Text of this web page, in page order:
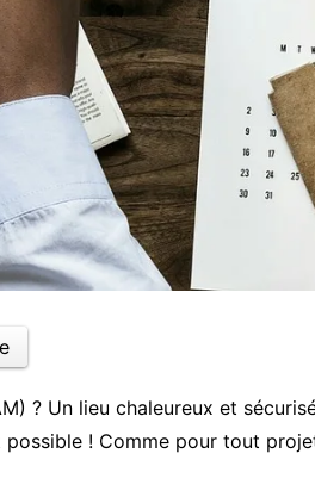
? Un lieu chaleureux et
! Comme pour tout